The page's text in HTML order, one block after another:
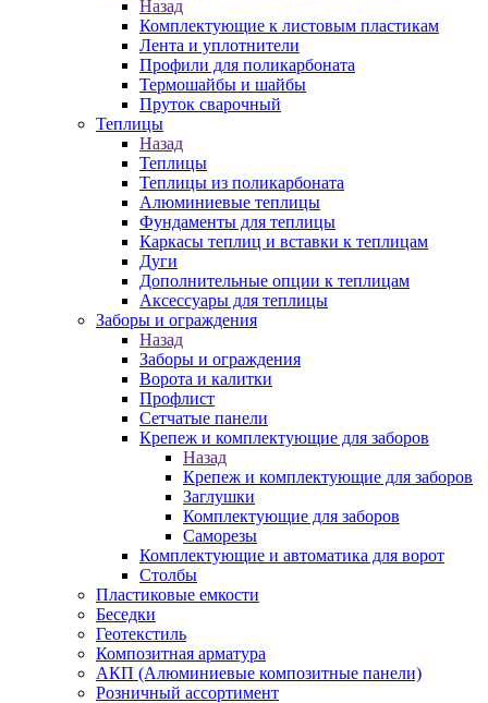
Назад
Комплектующие к листовым пластикам
Лента и уплотнители
Профили для поликарбоната
Термошайбы и шайбы
Пруток сварочный
Теплицы
Назад
Теплицы
Теплицы из поликарбоната
Алюминиевые теплицы
Фундаменты для теплицы
Каркасы теплиц и вставки к теплицам
Дуги
Дополнительные опции к теплицам
Аксессуары для теплицы
Заборы и ограждения
Назад
Заборы и ограждения
Ворота и калитки
Профлист
Сетчатые панели
Крепеж и комплектующие для заборов
Назад
Крепеж и комплектующие для заборов
Заглушки
Комплектующие для заборов
Саморезы
Комплектующие и автоматика для ворот
Столбы
Пластиковые емкости
Беседки
Геотекстиль
Композитная арматура
АКП (Алюминиевые композитные панели)
Розничный ассортимент